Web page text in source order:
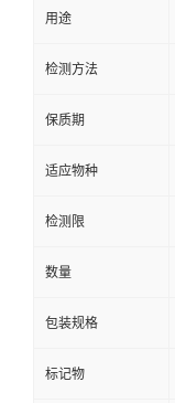
用途
检测方法
保质期
适应物种
检测限
数量
包装规格
标记物